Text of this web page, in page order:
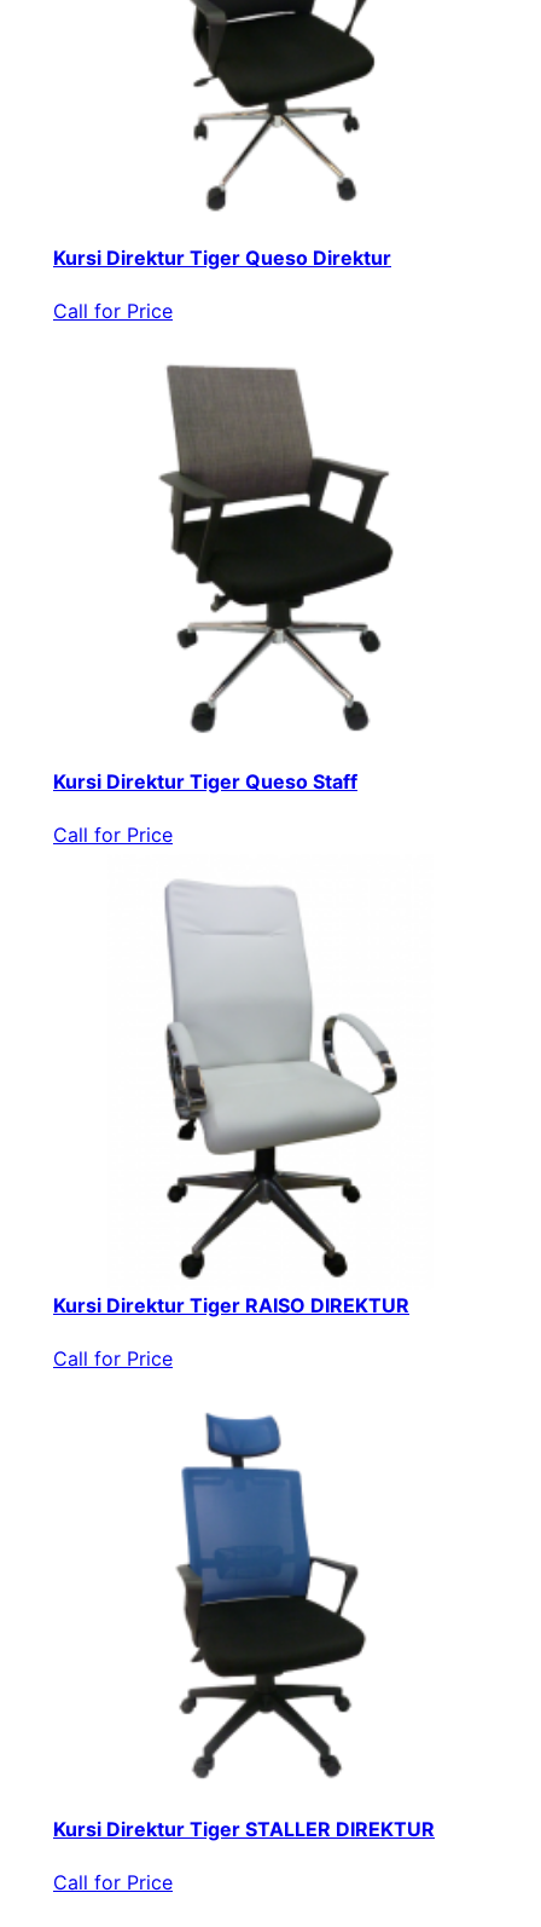
Kursi Direktur Tiger Queso Direktur
Call for Price
Kursi Direktur Tiger Queso Staff
Call for Price
Kursi Direktur Tiger RAISO DIREKTUR
Call for Price
Kursi Direktur Tiger STALLER DIREKTUR
Call for Price